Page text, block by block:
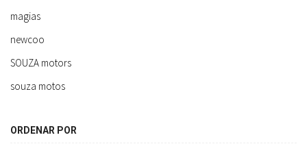
magias
newcoo
SOUZA motors
souza motos
ORDENAR POR